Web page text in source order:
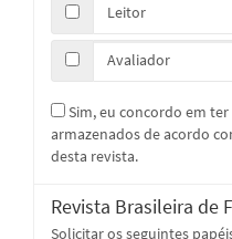
Leitor
Avaliador
armazenados de acordo
desta revista.
Revista Brasileira de
Solicitar os seguintes